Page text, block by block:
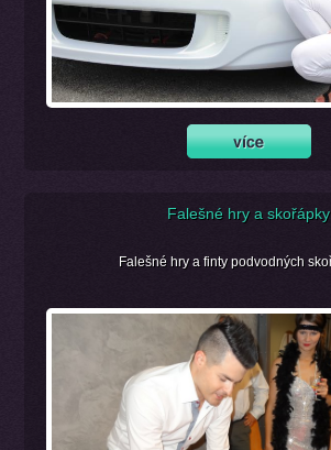
Falešné hry a skořápky
Falešné hry a finty podvodných